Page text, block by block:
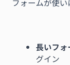
長いフォ
グイン